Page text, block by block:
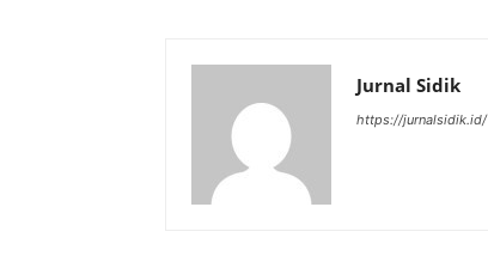
Jurnal Sidik
https://jurnalsidik.id/